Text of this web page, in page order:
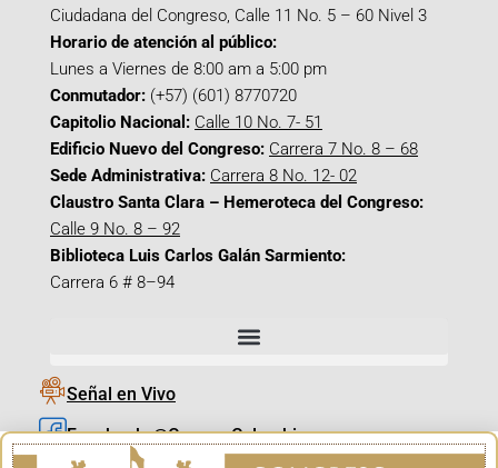
Ciudadana del Congreso, Calle 11 No. 5 – 60 Nivel 3
Horario de atención al público:
Lunes a Viernes de 8:00 am a 5:00 pm
Conmutador: (+57) (601) 8770720
Capitolio Nacional: Calle 10 No. 7- 51
Edificio Nuevo del Congreso: Carrera 7 No. 8 – 68
Sede Administrativa: Carrera 8 No. 12- 02
Claustro Santa Clara – Hemeroteca del Congreso:
Calle 9 No. 8 – 92
Biblioteca Luis Carlos Galán Sarmiento:
Carrera 6 # 8–94
Señal en Vivo
Facebook_@CamaraColombia